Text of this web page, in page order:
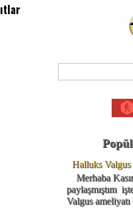
Halluks Valgus
Merhaba
paylaşmıştım
Valgus ameliyatı